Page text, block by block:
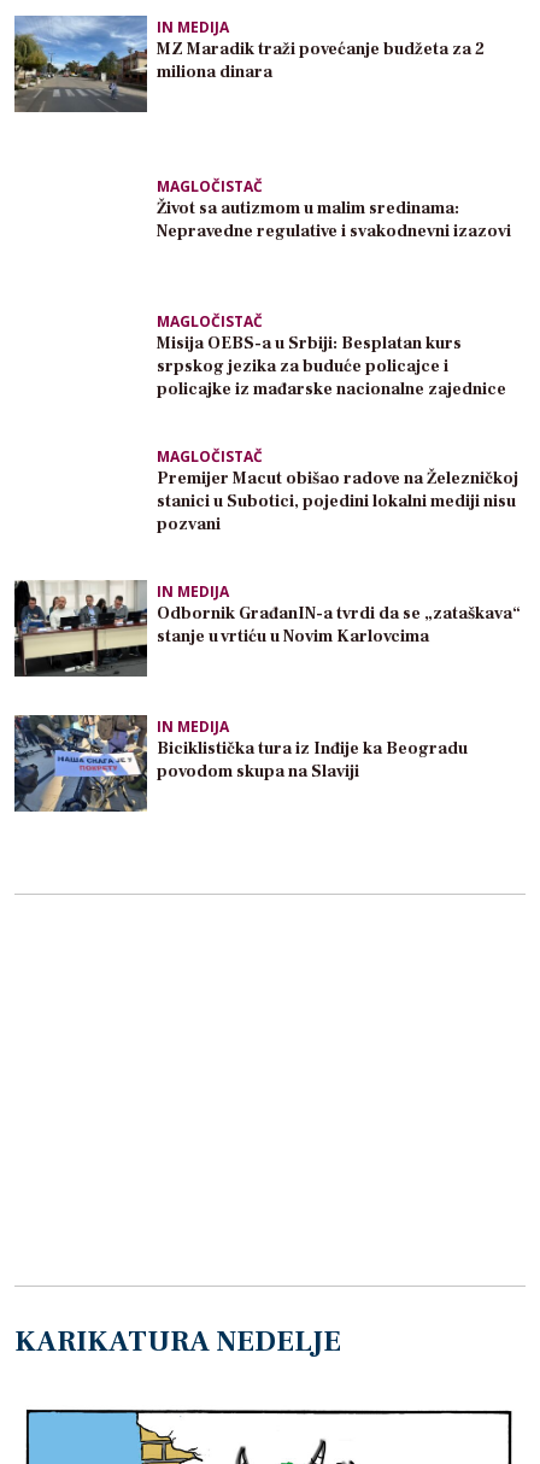
IN MEDIJA
MZ Maradik traži povećanje budžeta za 2
miliona dinara
MAGLOČISTAČ
Život sa autizmom u malim sredinama:
Nepravedne regulative i svakodnevni izazovi
MAGLOČISTAČ
Misija OEBS-a u Srbiji: Besplatan kurs
srpskog jezika za buduće policajce i
policajke iz mađarske nacionalne zajednice
MAGLOČISTAČ
Premijer Macut obišao radove na Železničkoj
stanici u Subotici, pojedini lokalni mediji nisu
pozvani
IN MEDIJA
Odbornik GrađanIN-a tvrdi da se „zataškava“
stanje u vrtiću u Novim Karlovcima
IN MEDIJA
Biciklistička tura iz Inđije ka Beogradu
povodom skupa na Slaviji
KARIKATURA NEDELJE